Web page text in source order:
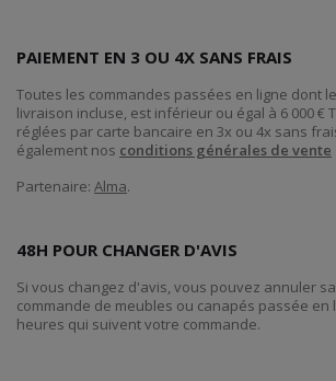
PAIEMENT EN 3 OU 4X SANS FRAIS
Toutes les commandes passées en ligne dont
livraison incluse, est inférieur ou égal à 6 000 €
réglées par carte bancaire en 3x ou 4x sans
également nos conditions générales de vente
Partenaire: Alma.
48H POUR CHANGER D'AVIS
Si vous changez d'avis, vous pouvez annuler
commande de meubles ou canapés passée en
heures qui suivent votre commande.